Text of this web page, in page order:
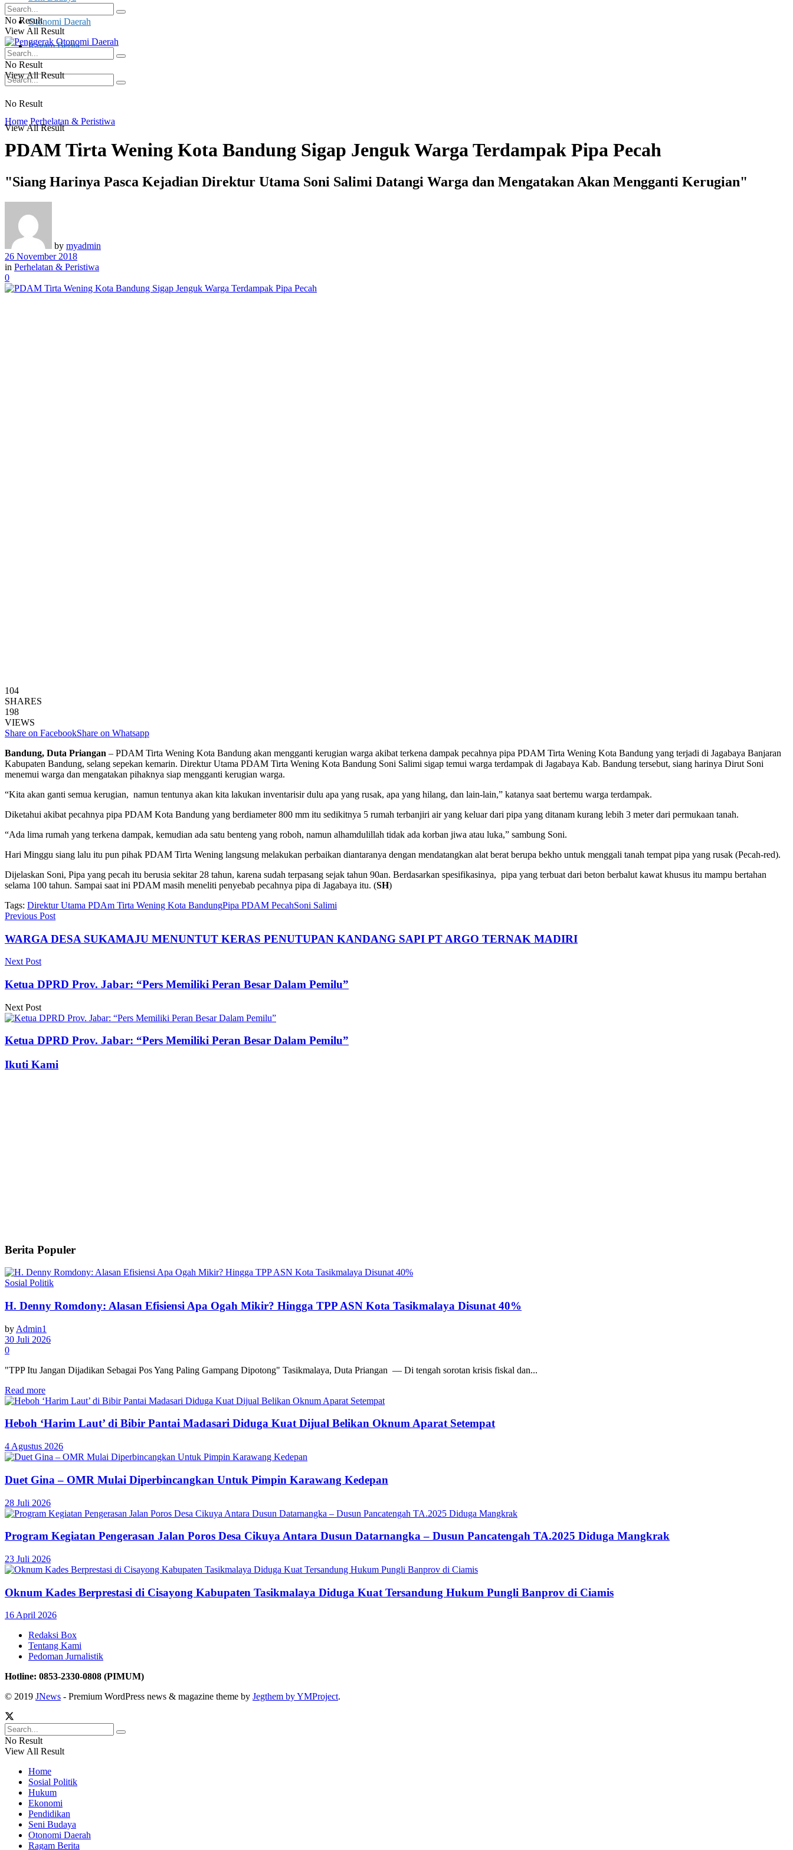
Otonomi Daerah
Ragam Berita
No Result
View All Result
No Result
View All Result
No Result
View All Result
Home Perhelatan & Peristiwa
PDAM Tirta Wening Kota Bandung Sigap Jenguk Warga Terdampak Pipa Pecah
"Siang Harinya Pasca Kejadian Direktur Utama Soni Salimi Datangi Warga dan Mengatakan Akan Mengganti Kerugian"
by myadmin
26 November 2018
in Perhelatan & Peristiwa
0
104
SHARES
198
VIEWS
Share on FacebookShare on Whatsapp
Bandung, Duta Priangan – PDAM Tirta Wening Kota Bandung akan mengganti kerugian warga akibat terkena dampak pecahnya pipa PDAM Tirta Wening Kota Bandung yang terjadi di Jagabaya Banjaran
Kabupaten Bandung, selang sepekan kemarin. Direktur Utama PDAM Tirta Wening Kota Bandung Soni Salimi sigap temui warga terdampak di Jagabaya Kab. Bandung tersebut, siang harinya Dirut Soni
menemui warga dan mengatakan pihaknya siap mengganti kerugian warga.
“Kita akan ganti semua kerugian, namun tentunya akan kita lakukan inventarisir dulu apa yang rusak, apa yang hilang, dan lain-lain,” katanya saat bertemu warga terdampak.
Diketahui akibat pecahnya pipa PDAM Kota Bandung yang berdiameter 800 mm itu sedikitnya 5 rumah terbanjiri air yang keluar dari pipa yang ditanam kurang lebih 3 meter dari permukaan tanah.
“Ada lima rumah yang terkena dampak, kemudian ada satu benteng yang roboh, namun alhamdulillah tidak ada korban jiwa atau luka,” sambung Soni.
Hari Minggu siang lalu itu pun pihak PDAM Tirta Wening langsung melakukan perbaikan diantaranya dengan mendatangkan alat berat berupa bekho untuk menggali tanah tempat pipa yang rusak (Pecah-red).
Dijelaskan Soni, Pipa yang pecah itu berusia sekitar 28 tahun, karena sudah terpasang sejak tahun 90an. Berdasarkan spesifikasinya, pipa yang terbuat dari beton berbalut kawat khusus itu mampu bertahan
selama 100 tahun. Sampai saat ini PDAM masih meneliti penyebab pecahnya pipa di Jagabaya itu. (SH)
Tags: Direktur Utama PDAm Tirta Wening Kota BandungPipa PDAM PecahSoni Salimi
Previous Post
WARGA DESA SUKAMAJU MENUNTUT KERAS PENUTUPAN KANDANG SAPI PT ARGO TERNAK MADIRI
Next Post
Ketua DPRD Prov. Jabar: “Pers Memiliki Peran Besar Dalam Pemilu”
Next Post
Ketua DPRD Prov. Jabar: “Pers Memiliki Peran Besar Dalam Pemilu”
Ikuti Kami
Berita Populer
Sosial Politik
H. Denny Romdony: Alasan Efisiensi Apa Ogah Mikir? Hingga TPP ASN Kota Tasikmalaya Disunat 40%
by Admin1
30 Juli 2026
0
"TPP Itu Jangan Dijadikan Sebagai Pos Yang Paling Gampang Dipotong" Tasikmalaya, Duta Priangan — Di tengah sorotan krisis fiskal dan...
Read more
Heboh ‘Harim Laut’ di Bibir Pantai Madasari Diduga Kuat Dijual Belikan Oknum Aparat Setempat
4 Agustus 2026
Duet Gina – OMR Mulai Diperbincangkan Untuk Pimpin Karawang Kedepan
28 Juli 2026
Program Kegiatan Pengerasan Jalan Poros Desa Cikuya Antara Dusun Datarnangka – Dusun Pancatengah TA.2025 Diduga Mangkrak
23 Juli 2026
Oknum Kades Berprestasi di Cisayong Kabupaten Tasikmalaya Diduga Kuat Tersandung Hukum Pungli Banprov di Ciamis
16 April 2026
Redaksi Box
Tentang Kami
Pedoman Jurnalistik
Hotline: 0853-2330-0808 (PIMUM)
© 2019 JNews - Premium WordPress news & magazine theme by Jegthem by YMProject.
No Result
View All Result
Home
Sosial Politik
Hukum
Ekonomi
Pendidikan
Seni Budaya
Otonomi Daerah
Ragam Berita